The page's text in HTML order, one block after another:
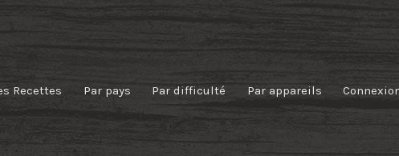
Recettes Par pays Par difficulté Par appareils